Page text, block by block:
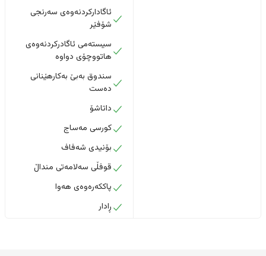
ئاگادارکردنەوەی سەرنجی
شۆفێر
سیستەمی ئاگادرکردنەوەی
هاتووچۆی دواوە
سندوق بەبێ بەکارهێنانی
دەست
داتاشۆ
کورسی مەساج
بۆنیدی شەفاف
قوفڵی سەلامەتی منداڵ
پاککەرەوەی هەوا
ڕادار